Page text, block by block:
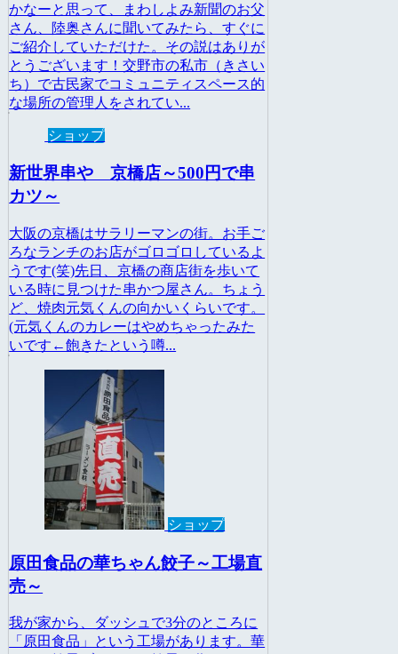
かなーと思って、まわしよみ新聞のお父
さん、陸奥さんに聞いてみたら、すぐに
ご紹介していただけた。その説はありが
とうございます！交野市の私市（きさい
ち）で古民家でコミュニティスペース的
な場所の管理人をされてい...
ショップ
新世界串や 京橋店～500円で串
カツ～
大阪の京橋はサラリーマンの街。お手ご
ろなランチのお店がゴロゴロしているよ
うです(笑)先日、京橋の商店街を歩いて
いる時に見つけた串かつ屋さん。ちょう
ど、焼肉元気くんの向かいくらいです。
(元気くんのカレーはやめちゃったみた
いです←飽きたという噂...
ショップ
原田食品の華ちゃん餃子～工場直
売～
我が家から、ダッシュで3分のところに
「原田食品」という工場があります。華